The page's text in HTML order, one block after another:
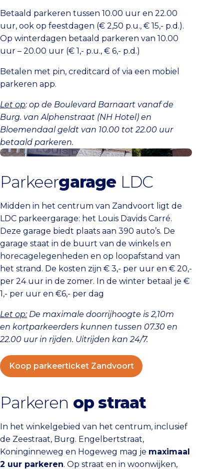
Betaald parkeren tussen 10.00 uur en 22.00
uur, ook op feestdagen (€ 2,50 p.u., € 15,- p.d.).
Op winterdagen betaald parkeren van 10.00
uur – 20.00 uur (€ 1,- p.u., € 6,- p.d.)
Betalen met pin, creditcard of via een mobiel
parkeren app.
Let op: op de Boulevard Barnaart vanaf de
Burg. van Alphenstraat (NH Hotel) en
Bloemendaal geldt van 10.00 tot 22.00 uur
betaald parkeren.
Koop parkeerticket Zandvoort
Parkeergarage LDC
Midden in het centrum van Zandvoort ligt de
LDC parkeergarage: het Louis Davids Carré.
Deze garage biedt plaats aan 390 auto’s. De
garage staat in de buurt van de winkels en
horecagelegenheden en op loopafstand van
het strand. De kosten zijn € 3,- per uur en € 20,-
per 24 uur in de zomer. In de winter betaal je €
1,- per uur en €6,- per dag
Let op:De maximale doorrijhoogte is 2,10m
en kortparkeerders kunnen tussen 07.30 en
22.00 uur in rijden. Uitrijden kan 24/7.
Koop parkeerticket Zandvoort
Parkeren op straat
In het winkelgebied van het centrum, inclusief
de Zeestraat, Burg. Engelbertstraat,
Koninginneweg en Hogeweg mag je maximaal
2 uur parkeren. Op straat en in woonwijken,